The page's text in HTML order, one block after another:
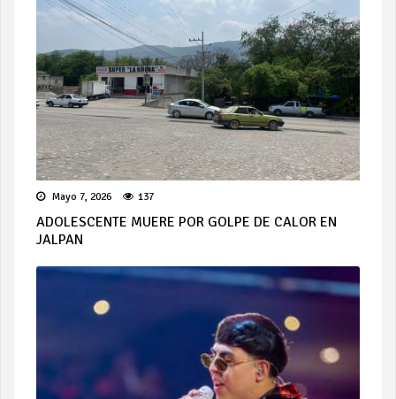
Mayo 7, 2026 137
ADOLESCENTE MUERE POR GOLPE DE CALOR EN
JALPAN